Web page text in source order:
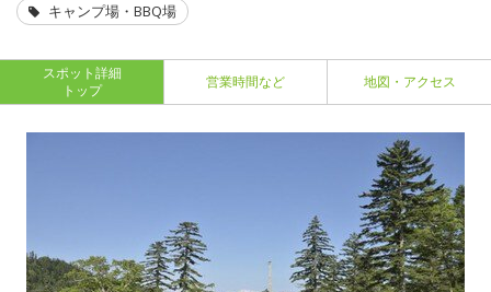
キャンプ場・BBQ場
スポット詳細
トップ
営業時間など 地図・アクセス